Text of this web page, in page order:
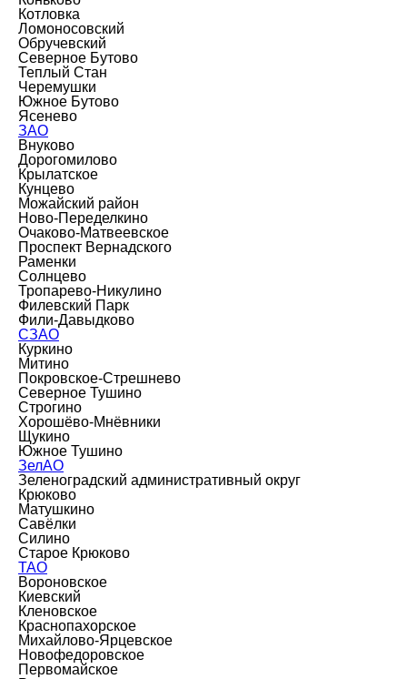
Котловка
Ломоносовский
Обручевский
Северное Бутово
Теплый Стан
Черемушки
Южное Бутово
Ясенево
ЗАО
Внуково
Дорогомилово
Крылатское
Кунцево
Можайский район
Ново-Переделкино
Очаково-Матвеевское
Проспект Вернадского
Раменки
Солнцево
Тропарево-Никулино
Филевский Парк
Фили-Давыдково
СЗАО
Куркино
Митино
Покровское-Стрешнево
Северное Тушино
Строгино
Хорошёво-Мнёвники
Щукино
Южное Тушино
ЗелАО
Зеленоградский административный округ
Крюково
Матушкино
Савёлки
Силино
Старое Крюково
ТАО
Вороновское
Киевский
Кленовское
Краснопахорское
Михайлово-Ярцевское
Новофедоровское
Первомайское